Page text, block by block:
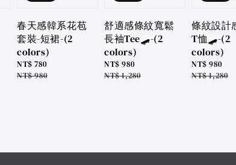
春天感韓系花苞
套裝-短裙-(2
colors)
Sale
price
NT$ 780
Regular
NT$ 980
舒適感條紋寬鬆
長袖Tee🛹-(2
colors)
Sale
price
NT$ 980
Regular
NT$ 1,280
條紋設計
T恤🛹-(2
colors)
Sale
price
NT$ 980
Regular
NT$ 1,280